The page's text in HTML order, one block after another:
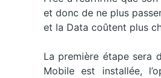
et donc de ne plus
et la Data coûtent plus
La première étape sera
Mobile est installée,